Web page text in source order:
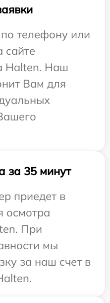
телефону или
сайте
Halten. Наш
Вам для
за 35 минут
приедет в
осмотра
При
мы
за наш счет в